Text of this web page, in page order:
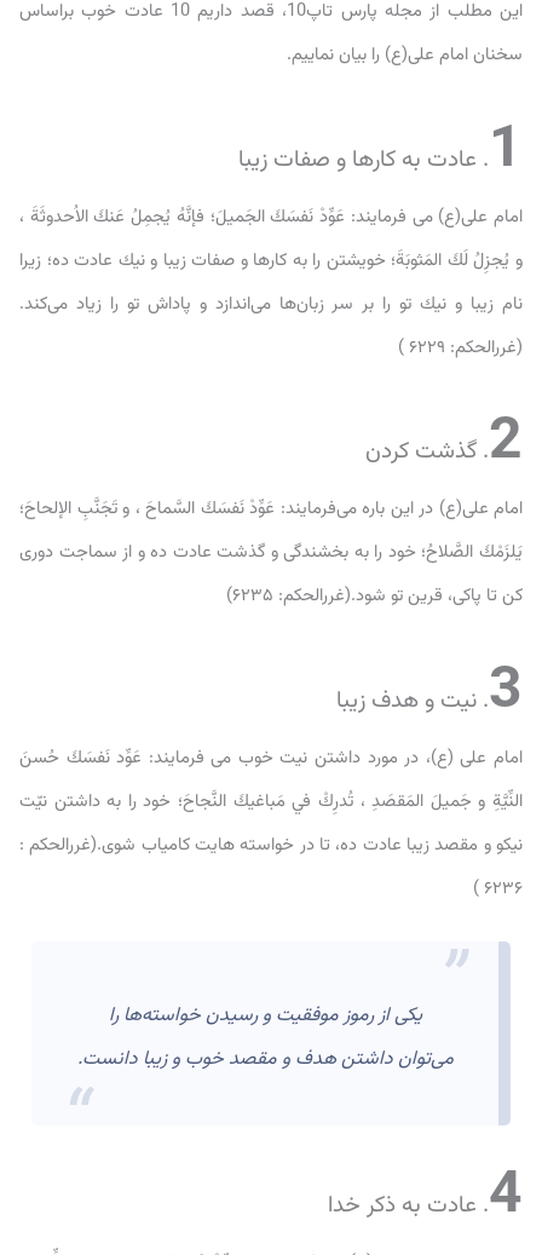
سخنان امام علی(ع) را بیان نماییم.
1
امام على(ع) می فرمایند: عَوِّدْ نَفسَكَ الجَميلَ؛ فإنَّهُ يُجمِلُ عَنكَ الاُحدوثَةَ ،
و يُجزِلُ لَكَ المَثوبَةَ؛ خويشتن را به كارها و صفات زیبا و نيك عادت ده؛ زيرا
نام زیبا و نيك تو را بر سر زبان‌ها مى‌اندازد و پاداش تو را زياد مى‌کند.
(غررالحكم: ۶۲۲۹ )
2. گذشت کردن
امام علی(ع) در این باره می‌فرمایند: عَوِّدْ نَفسَكَ السَّماحَ ، و تَجَنَّبِ الإلحاحَ؛
يَلزَمْكَ الصَّلاحُ؛ خود را به بخشندگى و گذشت عادت ده و از سماجت دورى
كن تا پاكى، قرين تو شود.(غررالحكم: ۶۲۳۵)
3. نیت و هدف زیبا
امام على (ع)، در مورد داشتن نیت خوب می فرمایند: عَوِّد نَفسَكَ حُسنَ
النِّيَّةِ و جَميلَ المَقصَدِ ، تُدرِكْ في مَباغيكَ النَّجاحَ؛ خود را به داشتن نيّت
نيكو و مقصد زيبا عادت ده، تا در خواسته هايت كامياب شوى.(غررالحكم :
۶۲۳۶ )
می‌توان داشتن هدف و مقصد خوب و زیبا دانست.
4
همچنین امام على (ع)می فرمایند : عَوِّدْ نَفسَكَ الاستِهتارَ بِالذِّكرِ وَ